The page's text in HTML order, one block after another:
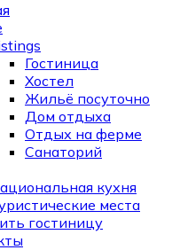
Гостиница
Хостел
Жильё посуточно
Дом отдыха
Отдых на ферме
Санаторий
кухня
места
гостиницу